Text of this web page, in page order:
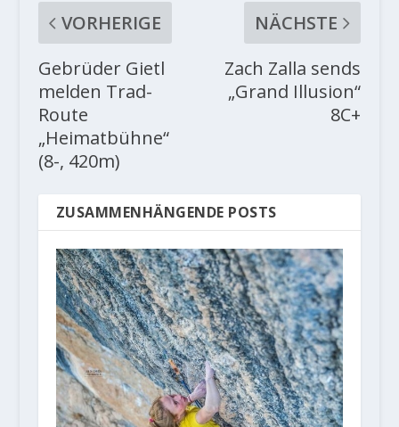
VORHERIGE
Gebrüder Gietl
melden Trad-
Route
„Heimatbühne“
(8-, 420m)
NÄCHSTE
Zach Zalla sends
„Grand Illusion“
8C+
ZUSAMMENHÄNGENDE POSTS